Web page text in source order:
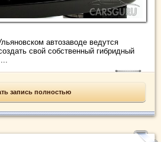
автозаводе ведутся
свой собственный гибридный
запись полностью